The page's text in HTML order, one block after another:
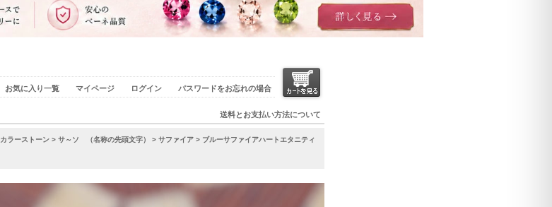
お気に入り一覧 マイページ ログイン パスワードをお忘れの場合
送料とお支払い方法について
カラーストーン > サ～ソ （名称の先頭文字） > サファイア > ブルーサファイアハートエタニティ